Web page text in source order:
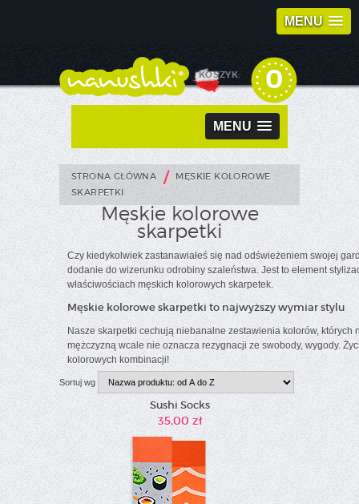
MENU
KOSZYK: 0
MENU
STRONA GŁÓWNA /
MĘSKIE KOLOROWE
SKARPETKI
Męskie kolorowe
skarpetki
Czy kiedykolwiek zastanawiałeś się nad odświeżeniem swojej
dodanie do wizerunku odrobiny szaleństwa. Jest to element
właściwościach męskich kolorowych skarpetek.
Męskie kolorowe skarpetki to najwyższy wymiar stylu
Nasze skarpetki cechują niebanalne zestawienia kolorów, których
mężczyzną wcale nie oznacza rezygnacji ze swobody, wygody.
kolorowych kombinacji!
Sortuj wg
Sushi Socks
35,00 zł